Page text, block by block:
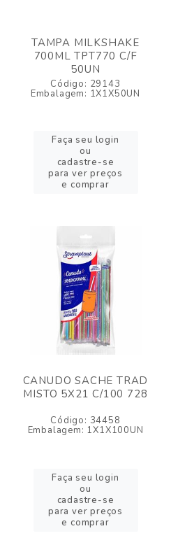
TAMPA MILKSHAKE
700ML TPT770 C/F
50UN
Código: 29143
Embalagem: 1X1X50UN
Faça seu login
ou
cadastre-se
para ver preços
e comprar
CANUDO SACHE TRAD
MISTO 5X21 C/100 728
Código: 34458
Embalagem: 1X1X100UN
Faça seu login
ou
cadastre-se
para ver preços
e comprar